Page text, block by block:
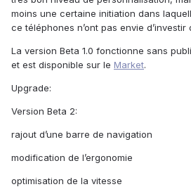
moins une certaine initiation dans
ce téléphones n’ont pas envie d’investir
La version Beta 1.0 fonctionne sans
et est disponible sur le Market.
Upgrade:
Version Beta 2:
rajout d’une barre de navigation
modification de l’ergonomie
optimisation de la vitesse